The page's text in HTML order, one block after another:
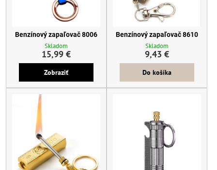
Benzínový zapaľovač 8006
Skladom
15,99 €
Zobraziť
Benzínový zapaľovač 8610
Skladom
9,43 €
Do košíka